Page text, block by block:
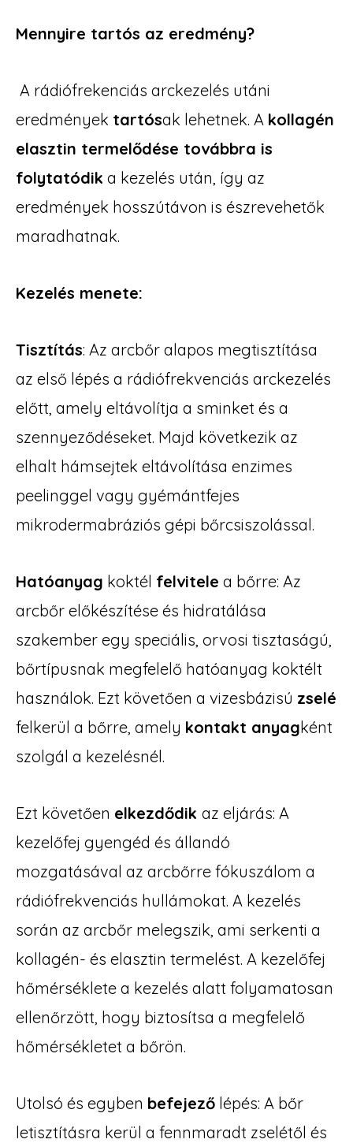
Mennyire tartós az eredmény?
A rádiófrekenciás arckezelés utáni
eredmények tartósak lehetnek. A kollagén
elasztin termelődése továbbra is
folytatódik a kezelés után, így az
eredmények hosszútávon is észrevehetők
maradhatnak.
Kezelés menete:
Tisztítás: Az arcbőr alapos megtisztítása
az első lépés a rádiófrekvenciás arckezelés
előtt, amely eltávolítja a sminket és a
szennyeződéseket. Majd következik az
elhalt hámsejtek eltávolítása enzimes
peelinggel vagy gyémántfejes
mikrodermabráziós gépi bőrcsiszolással.
Hatóanyag koktél felvitele a bőrre: Az
arcbőr előkészítése és hidratálása
szakember egy speciális, orvosi tisztaságú,
bőrtípusnak megfelelő hatóanyag koktélt
használok. Ezt követően a vizesbázisú zselé
felkerül a bőrre, amely kontakt anyagként
szolgál a kezelésnél.
Ezt követően elkezdődik az eljárás: A
kezelőfej gyengéd és állandó
mozgatásával az arcbőrre fókuszálom a
rádiófrekvenciás hullámokat. A kezelés
során az arcbőr melegszik, ami serkenti a
kollagén- és elasztin termelést. A kezelőfej
hőmérséklete a kezelés alatt folyamatosan
ellenőrzött, hogy biztosítsa a megfelelő
hőmérsékletet a bőrön.
Utolsó és egyben befejező lépés: A bőr
letisztításra kerül a fennmaradt zselétől és